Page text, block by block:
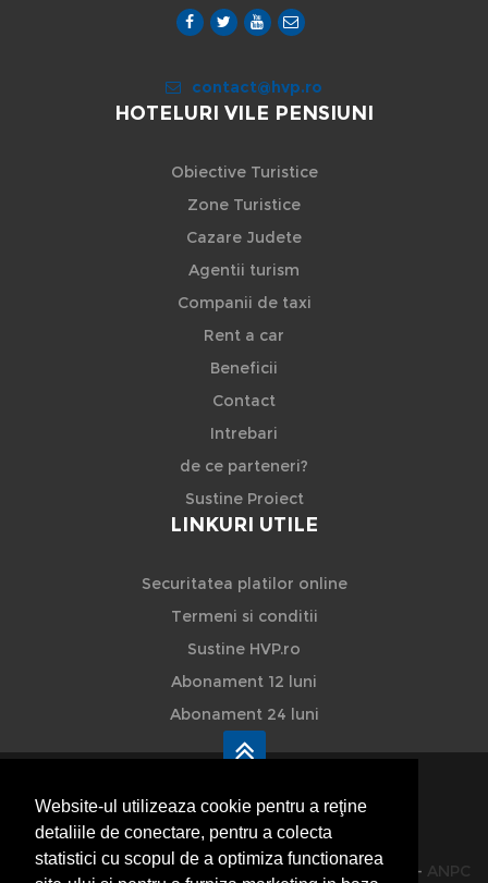
Website-ul utilizeaza cookie pentru a reţine
detaliile de conectare, pentru a colecta
statistici cu scopul de a optimiza functionarea
contact@hvp.ro
HOTELURI VILE PENSIUNI
Obiective Turistice
Zone Turistice
Cazare Judete
Agentii turism
Companii de taxi
Rent a car
Beneficii
Contact
Intrebari
de ce parteneri?
Sustine Proiect
LINKURI UTILE
Securitatea platilor online
Termeni si conditii
Sustine HVP.ro
Abonament 12 luni
Abonament 24 luni
HVP - Hoteluri Vile Pensiuni
© 2014-2026 Powered byVilonMedia&TekaBility - ANPC